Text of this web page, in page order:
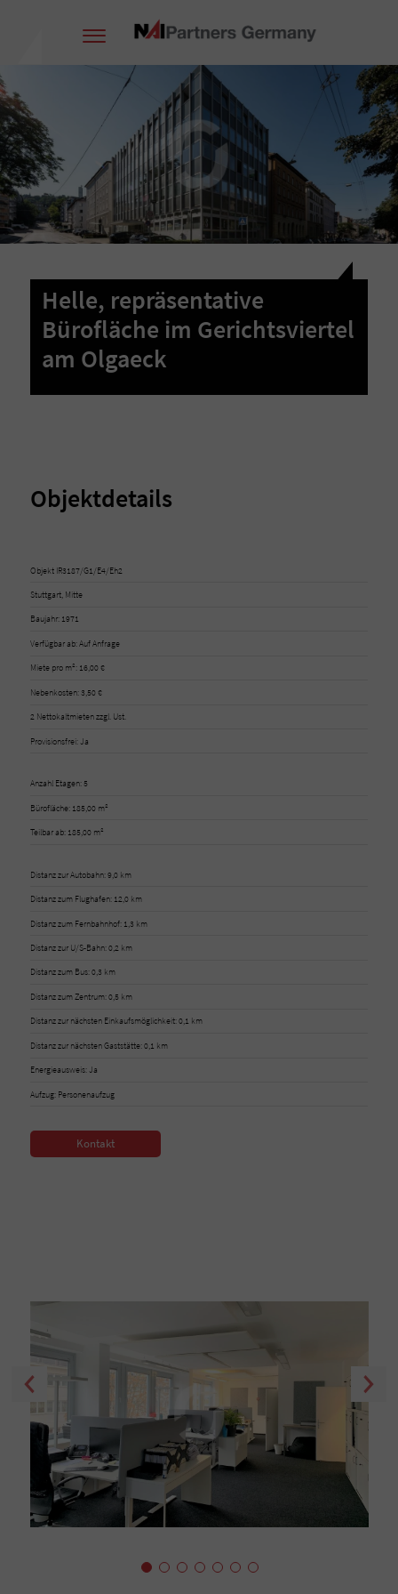
Helle, repräsentative
Bürofläche im Gerichtsviertel
am Olgaeck
Objektdetails
Objekt IR3187/G1/E4/Eh2
Stuttgart, Mitte
Baujahr: 1971
Verfügbar ab: Auf Anfrage
Miete pro m²: 16,00 €
Nebenkosten: 3,50 €
2 Nettokaltmieten zzgl. Ust.
Provisionsfrei: Ja
Anzahl Etagen: 5
Bürofläche: 185,00 m²
Teilbar ab: 185,00 m²
Distanz zur Autobahn: 9,0 km
Distanz zum Flughafen: 12,0 km
Distanz zum Fernbahnhof: 1,3 km
Distanz zur U/S-Bahn: 0,2 km
Distanz zum Bus: 0,3 km
Distanz zum Zentrum: 0,5 km
Distanz zur nächsten Einkaufsmöglichkeit: 0,1 km
Distanz zur nächsten Gaststätte: 0,1 km
Energieausweis: Ja
Aufzug: Personenaufzug
Kontakt